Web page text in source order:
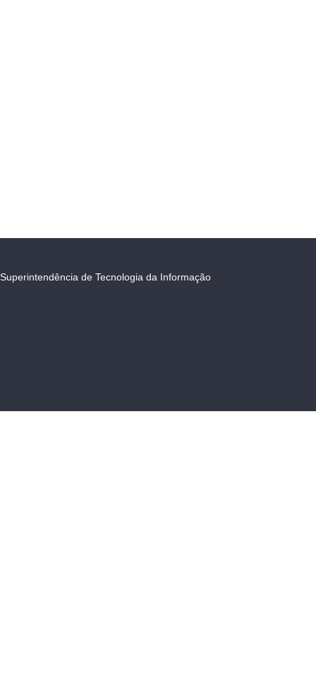
Superintendência de Tecnologia da Informação